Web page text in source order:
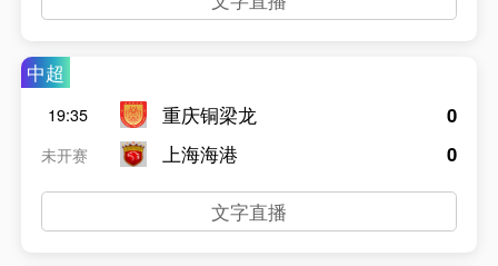
中超
19:35
未开赛
重庆铜梁龙
上海海港
0
0
文字直播